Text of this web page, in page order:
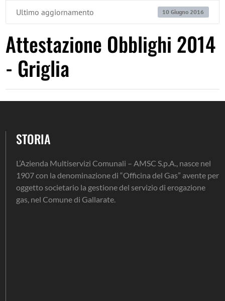
Ultimo aggiornamento 10 Giugno 2016
Attestazione Obblighi 2014
- Griglia
STORIA
L’Azienda Multiservizi Comunali – AMSC S.p.A., nasce nel
1907 con la denominazione di “Officina del Gas” avente per
oggetto societario la gestione del servizio di erogazione
gas, nel Comune di Gallarate.